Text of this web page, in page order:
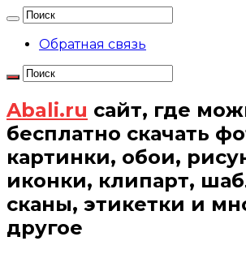
Обратная связь
Abali.ru сайт, где
бесплатно скачать
картинки, обои,
иконки, клипарт,
сканы, этикетки и
другое